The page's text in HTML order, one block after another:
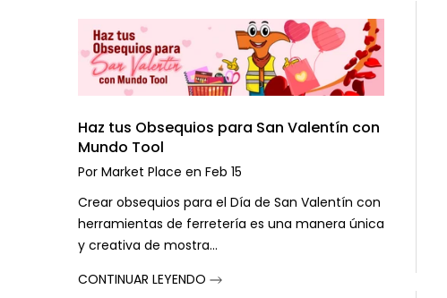
Haz tus Obsequios para San Valentín con
Mundo Tool
Por Market Place en Feb 15
Crear obsequios para el Día de San Valentín con
herramientas de ferretería es una manera única
y creativa de mostra...
CONTINUAR LEYENDO